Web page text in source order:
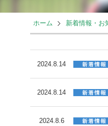
ホーム 新着情報・お
2024.8.14
2024.8.14
2024.8.6